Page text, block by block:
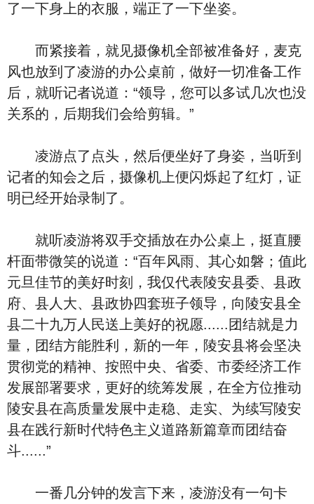
了一下身上的衣服，端正了一下坐姿。
而紧接着，就见摄像机全部被准备好，麦克
风也放到了凌游的办公桌前，做好一切准备工作
后，就听记者说道：“领导，您可以多试几次也没
关系的，后期我们会给剪辑。”
凌游点了点头，然后便坐好了身姿，当听到
记者的知会之后，摄像机上便闪烁起了红灯，证
明已经开始录制了。
就听凌游将双手交插放在办公桌上，挺直腰
杆面带微笑的说道：“百年风雨、其心如磐；值此
元旦佳节的美好时刻，我仅代表陵安县委、县政
府、县人大、县政协四套班子领导，向陵安县全
县二十九万人民送上美好的祝愿......团结就是力
量，团结方能胜利，新的一年，陵安县将会坚决
贯彻党的精神、按照中央、省委、市委经济工作
发展部署要求，更好的统筹发展，在全方位推动
陵安县在高质量发展中走稳、走实、为续写陵安
县在践行新时代特色主义道路新篇章而团结奋
斗......”
一番几分钟的发言下来，凌游没有一句卡